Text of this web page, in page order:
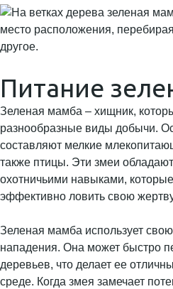
Питание
Зеленая мамба – хищник,
разнообразные виды добычи.
составляют мелкие
также птицы. Эти змеи
охотничьими навыками,
эффективно ловить свою
Зеленая мамба использует свою
нападения. Она может быстро
деревьев, что делает ее
среде. Когда змея замечает